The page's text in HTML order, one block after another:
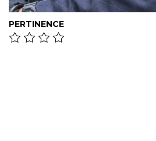
PERTINENCE